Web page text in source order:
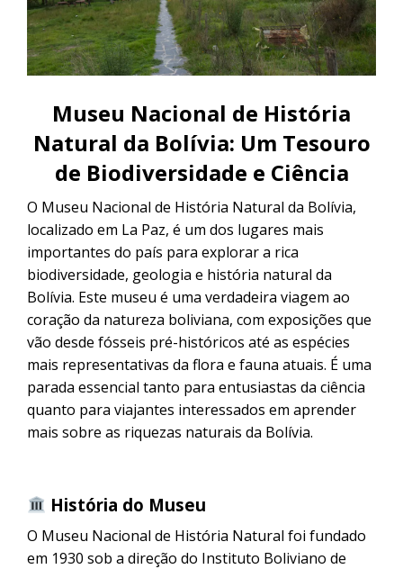
Excursão ao Salar de Uyuni saindo
de Sucre
Uyuni e pelas lagoas do Altiplano
Excursão ao Salar de Uyuni: 3 dias /
2 noites
Excursão pela Rota Branca | De
Cusco a Uyuni em 3 dias
de Puno
CONTACTANOS
Museu Nacional de História
Natural da Bolívia: Um Tesouro
de Biodiversidade e Ciência
O Museu Nacional de História Natural da Bolívia,
localizado em La Paz, é um dos lugares mais
importantes do país para explorar a rica
biodiversidade, geologia e história natural da
Bolívia. Este museu é uma verdadeira viagem ao
coração da natureza boliviana, com exposições que
vão desde fósseis pré-históricos até as espécies
mais representativas da flora e fauna atuais. É uma
parada essencial tanto para entusiastas da ciência
quanto para viajantes interessados ​​em aprender
mais sobre as riquezas naturais da Bolívia.
História do Museu
O Museu Nacional de História Natural foi fundado
em 1930 sob a direção do Instituto Boliviano de